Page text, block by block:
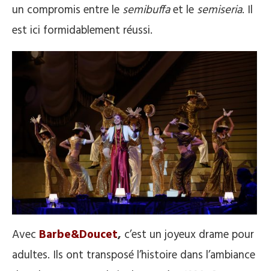
un compromis entre le semibuffaet le semiseria. Il
est ici formidablement réussi.
Avec Barbe&Doucet, c’est un joyeux drame pour
adultes. Ils ont transposé l’histoire dans l’ambiance